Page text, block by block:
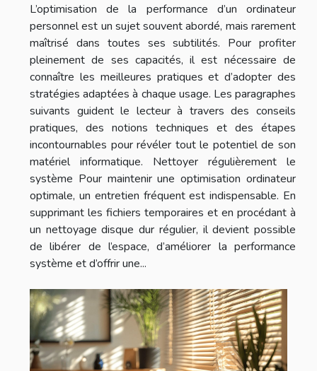
L’optimisation de la performance d’un ordinateur
personnel est un sujet souvent abordé, mais rarement
maîtrisé dans toutes ses subtilités. Pour profiter
pleinement de ses capacités, il est nécessaire de
connaître les meilleures pratiques et d’adopter des
stratégies adaptées à chaque usage. Les paragraphes
suivants guident le lecteur à travers des conseils
pratiques, des notions techniques et des étapes
incontournables pour révéler tout le potentiel de son
matériel informatique. Nettoyer régulièrement le
système Pour maintenir une optimisation ordinateur
optimale, un entretien fréquent est indispensable. En
supprimant les fichiers temporaires et en procédant à
un nettoyage disque dur régulier, il devient possible
de libérer de l’espace, d’améliorer la performance
système et d’offrir une...